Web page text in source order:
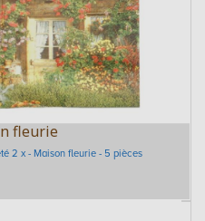
fleurie
2 x - Maison fleurie - 5 pièces